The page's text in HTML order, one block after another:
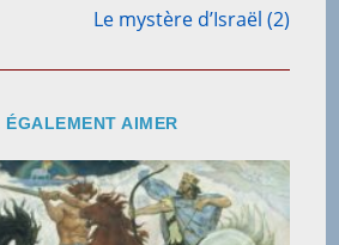
Le mystère d’Israël (2)
ÉGALEMENT AIMER